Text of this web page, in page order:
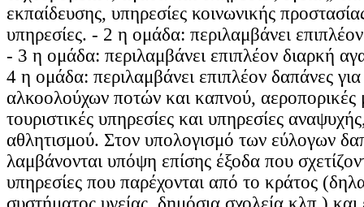
εκπαίδευσης, υπηρεσίες κοινωνικής
υπηρεσίες. - 2 η ομάδα: περιλαμβάνει
- 3 η ομάδα: περιλαμβάνει επιπλέον διαρκή
4 η ομάδα: περιλαμβάνει επιπλέον δαπάνες
αλκοολούχων ποτών και καπνού, αεροπορικές
τουριστικές υπηρεσίες και υπηρεσίες
αθλητισμού. Στον υπολογισμό των εύλογων
λαμβάνονται υπόψη επίσης έξοδα που
υπηρεσίες που παρέχονται από το κράτος